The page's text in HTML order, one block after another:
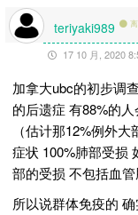
teriyaki989
17 10 月, 2020
加拿大ubc的初步调
的后遗症 有88%的
（估计那12%例外
症状 100%肺部受损
部的受损 不包括血管
所以说群体免疫的